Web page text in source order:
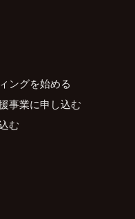
ングを始める
事業に申し込む
む